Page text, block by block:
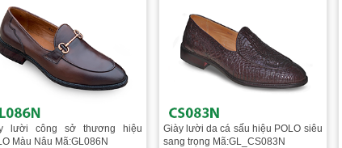
lười công sở thương hiệu
Màu Nâu Mã:GL086N
Giày lười da cá sấu hiệu POLO siêu
sang trọng Mã:GL_CS083N